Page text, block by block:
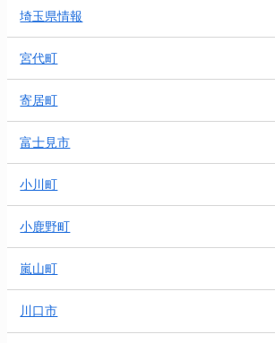
埼玉県情報
宮代町
寄居町
富士見市
小川町
小鹿野町
嵐山町
川口市